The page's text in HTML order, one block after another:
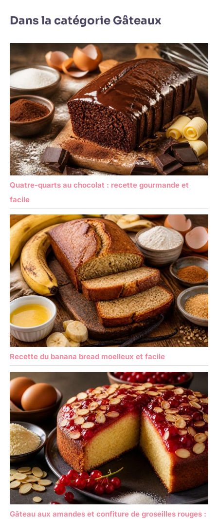
Dans la catégorie Gâteaux
Quatre-quarts au chocolat : recette gourmande et
facile
Recette du banana bread moelleux et facile
Gâteau aux amandes et confiture de groseilles rouges :